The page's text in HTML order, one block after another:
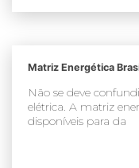
Matriz Energética
Não se deve
elétrica. A matriz
disponíveis para da